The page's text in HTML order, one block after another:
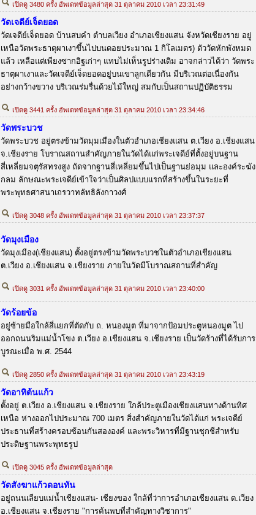
เปิดดู 3480 ครั้ง อัพเดทข้อมูลล่าสุด 31 ตุลาคม 2010 เวลา 23:31:49
วัดเจดีย์เจ็ดยอด
วัดเจดีย์เจ็ดยอด บ้านสบคำ ตำบลเวียง อำเภอเชียงแสน จังหวัดเชียงราย อยู่
เหนือวัดพระธาตุผาเงาขึ้นไปบนดอยประมาณ 1 กิโลเมตร) ตัววัดหักพังหมด
แล้ว เหลือแต่เพียงซากอิฐเก่าๆ แทบไม่เห็นรูปร่างเดิม อาจกล่าวได้ว่า วัดพระ
ธาตุผาเงาและวัดเจดีย์เจ็ดยอดอยู่บนเขาลูกเดียวกัน มีบริเวณต่อเนื่องกัน
อย่างกว้างขวาง บริเวณร่มรื่นด้วยไม้ใหญ่ สมกับเป็นสถานปฏิบัติธรรม
เปิดดู 3441 ครั้ง อัพเดทข้อมูลล่าสุด 31 ตุลาคม 2010 เวลา 23:34:46
วัดพระบวช
วัดพระบวช อยู่ตรงข้ามวัดมุมเมืองในตัวอำเภอเชียงแสน ต.เวียง อ.เชียงแสน
จ.เชียงราย โบราณสถานสำคัญภายในวัดได้แก่พระเจดีย์ที่ตั้งอยู่บนฐาน
สี่เหลี่ยมจตุรัสทรงสูง ถัดจากฐานสี่เหลี่ยมขึ้นไปเป็นฐานย่อมุม และองค์ระฆัง
กลม ลักษณะพระเจดีย์เข้าใจว่าเป็นศิลปแบบแรกที่สร้างขึ้นในระยะที่
พระพุทธศาสนาเถรวาทลัทธิลังกาวงศ์
เปิดดู 3048 ครั้ง อัพเดทข้อมูลล่าสุด 31 ตุลาคม 2010 เวลา 23:37:37
วัดมุงเมือง
วัดมุงเมือง(เชียงแสน) ตั้งอยู่ตรงข้ามวัดพระบวชในตัวอำเภอเชียงแสน
ต.เวียง อ.เชียงแสน จ.เชียงราย ภายในวัดมีโบราณสถานที่สำคัญ
เปิดดู 3031 ครั้ง อัพเดทข้อมูลล่าสุด 31 ตุลาคม 2010 เวลา 23:40:00
วัดร้อยข้อ
อยู่ซ้ายมือใกล้สี่แยกที่ตัดกับ ถ. หนองมูต ที่มาจากป้อมประตูหนองมูต ไป
ออกถนนริมแม่น้ำโขง ต.เวียง อ.เชียงแสน จ.เชียงราย เป็นวัดร้างที่ได้รับการ
บูรณะเมื่อ พ.ศ. 2544
เปิดดู 2850 ครั้ง อัพเดทข้อมูลล่าสุด 31 ตุลาคม 2010 เวลา 23:43:19
วัดอาทิต้นแก้ว
ตั้งอยู่ ต.เวียง อ.เชียงแสน จ.เชียงราย ใกล้ประตูเมืองเชียงแสนทางด้านทิศ
เหนือ ห่างออกไปประมาณ 700 เมตร สิ่งสำคัญภายในวัดได้แก่ พระเจดีย์
ประธานที่สร้างครอบซ้อนกันสององค์ และพระวิหารที่มีฐานชุกชีสำหรับ
ประดิษฐานพระพุทธรูป
เปิดดู 3045 ครั้ง อัพเดทข้อมูลล่าสุด
วัดสังฆาแก้วดอนทัน
อยู่ถนนเลียบแม่น้ำเชียงแสน- เชียงของ ใกล้ที่ว่าการอำเภอเชียงแสน ต.เวียง
อ.เชียงแสน จ.เชียงราย "การค้นพบที่สำคัญทางวิชาการ"